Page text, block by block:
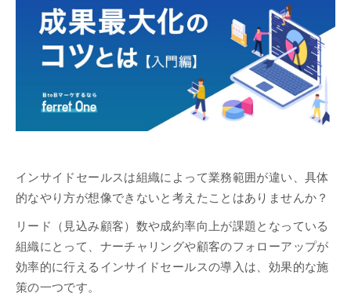
インサイドセールスは組織によって業務範囲が違い、具体
的なやり方が想像できないと考えたことはありませんか？
リード（見込み顧客）数や成約率向上が課題となっている
組織にとって、ナーチャリングや顧客のフォローアップが
効率的に行えるインサイドセールスの導入は、効果的な施
策の一つです。